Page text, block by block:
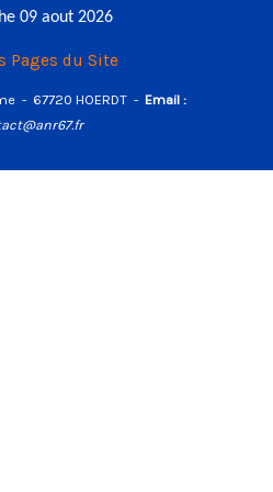
09 aout 2026
Pages du Site
- 67720 HOERDT - Email :